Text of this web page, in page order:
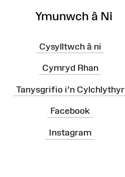
Ymunwch â Ni
Cysylltwch â ni
Cymryd Rhan
Tanysgrifio i'n Cylchlythyr
Facebook
Instagram